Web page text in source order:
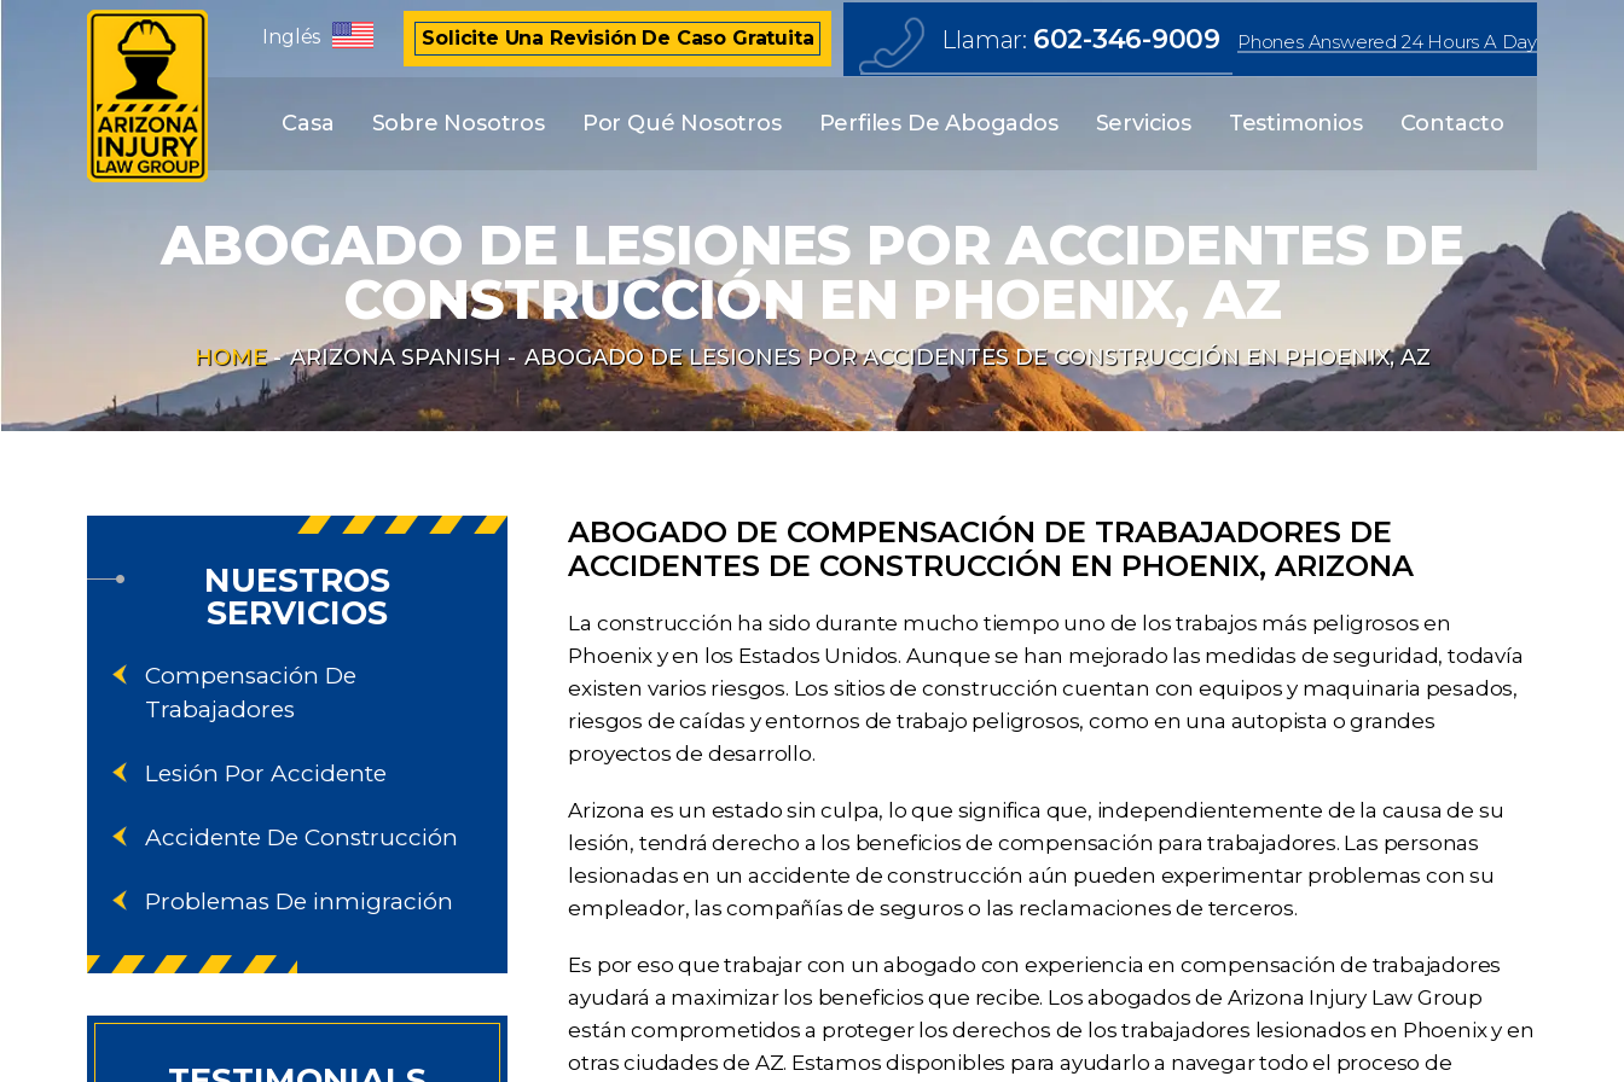
Inglés Solicite Una Revisión De Caso Gratuita Llamar: 602-346-9009 Phones Answered 24 Hours A Day
Casa Sobre Nosotros Por Qué Nosotros Perfiles De Abogados Servicios Testimonios Contacto
ABOGADO DE LESIONES POR ACCIDENTES DE
CONSTRUCCIÓN EN PHOENIX, AZ
HOME - ARIZONA SPANISH - ABOGADO DE LESIONES POR ACCIDENTES DE CONSTRUCCIÓN EN PHOENIX, AZ
ABOGADO DE COMPENSACIÓN DE TRABAJADORES DE
ACCIDENTES DE CONSTRUCCIÓN EN PHOENIX, ARIZONA
La construcción ha sido durante mucho tiempo uno de los trabajos más peligrosos en
Phoenix y en los Estados Unidos. Aunque se han mejorado las medidas de seguridad, todavía
existen varios riesgos. Los sitios de construcción cuentan con equipos y maquinaria pesados,
riesgos de caídas y entornos de trabajo peligrosos, como en una autopista o grandes
proyectos de desarrollo.
Arizona es un estado sin culpa, lo que significa que, independientemente de la causa de su
lesión, tendrá derecho a los beneficios de compensación para trabajadores. Las personas
lesionadas en un accidente de construcción aún pueden experimentar problemas con su
empleador, las compañías de seguros o las reclamaciones de terceros.
Es por eso que trabajar con un abogado con experiencia en compensación de trabajadores
ayudará a maximizar los beneficios que recibe. Los abogados de Arizona Injury Law Group
están comprometidos a proteger los derechos de los trabajadores lesionados en Phoenix y en
otras ciudades de AZ. Estamos disponibles para ayudarlo a navegar todo el proceso de
NUESTROS
SERVICIOS
Compensación De
Trabajadores
Lesión Por Accidente
Accidente De Construcción
Problemas De inmigración